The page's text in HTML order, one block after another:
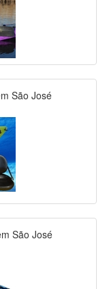
São José
São José